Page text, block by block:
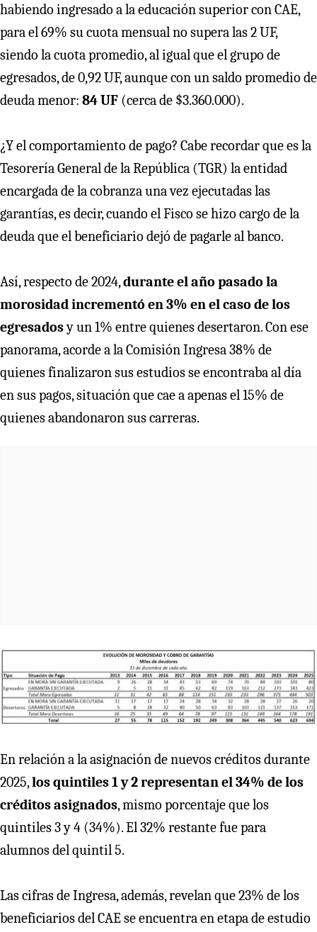
habiendo ingresado a la educación superior con CAE,
para el 69% su cuota mensual no supera las 2 UF,
siendo la cuota promedio, al igual que el grupo de
egresados, de 0,92 UF, aunque con un saldo promedio de
deuda menor: 84 UF (cerca de $3.360.000).
¿Y el comportamiento de pago? Cabe recordar que es la
Tesorería General de la República (TGR) la entidad
encargada de la cobranza una vez ejecutadas las
garantías, es decir, cuando el Fisco se hizo cargo de la
deuda que el beneficiario dejó de pagarle al banco.
Así, respecto de 2024,durante el año pasado la
morosidad incrementó en 3% en el caso de los
egresadosy un 1% entre quienes desertaron. Con ese
panorama, acorde a la Comisión Ingresa 38% de
quienes finalizaron sus estudios se encontraba al día
en sus pagos, situación que cae a apenas el 15% de
quienes abandonaron sus carreras.
En relación a la asignación de nuevos créditos durante
2025,los quintiles 1 y 2 representan el 34% de los
créditos asignados, mismo porcentaje que los
quintiles 3 y 4 (34%). El 32% restante fue para
alumnos del quintil 5.
Las cifras de Ingresa, además, revelan que 23% de los
beneficiarios del CAE se encuentra en etapa de estudio